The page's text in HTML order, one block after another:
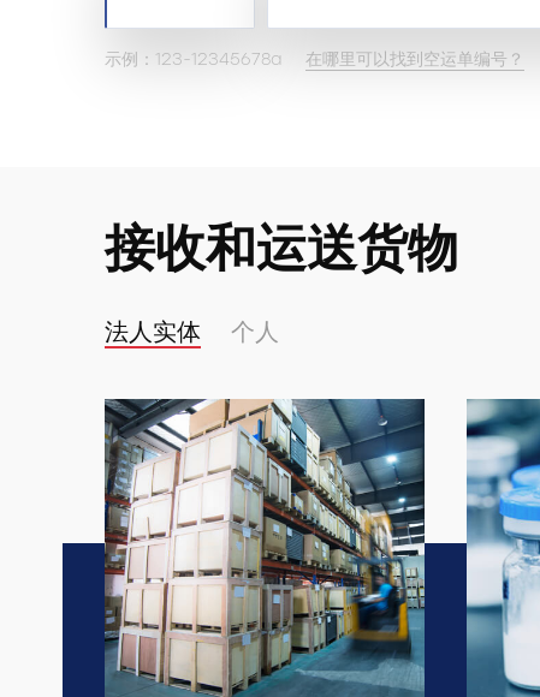
示例：123-12345678a 在哪里可以找到空运单编号？
接收和运送货物
法人实体 个人